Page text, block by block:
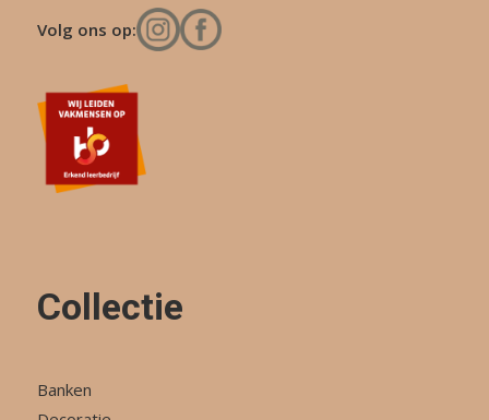
Volg ons op:
Collectie
Banken